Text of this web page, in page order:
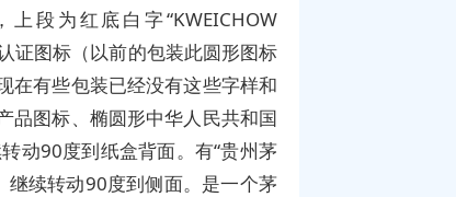
段为红底白字“KWEICHOW
证图标（以前的包装此圆形图标
在有些包装已经没有这些字样和
品图标、椭圆形中华人民共和国
动90度到纸盒背面。有“贵州茅
继续转动90度到侧面。是一个茅